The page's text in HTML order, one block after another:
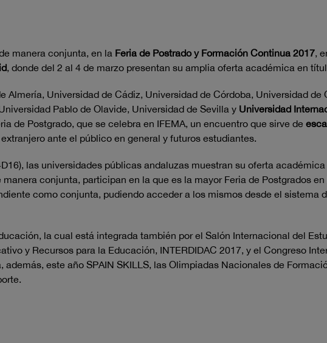
manera conjunta, en la Feria de Postrado y Formación Continua 2017,
, donde del 2 al 4 de marzo presentan su amplia oferta académica en
Almería, Universidad de Cádiz, Universidad de Córdoba, Universidad de
Pablo de Olavide, Universidad de Sevilla y Universidad
de Postgrado, que se celebra en IFEMA, un encuentro que sirve de
ante el público en general y futuros estudiantes.
las universidades públicas andaluzas muestran su oferta
manera conjunta, participan en la que es la mayor Feria de Postgrados
como conjunta, pudiendo acceder a los mismos desde el sistema
la cual está integrada también por el Salón Internacional del
y Recursos para la Educación, INTERDIDAC 2017, y el Congreso
este año SPAIN SKILLS, las Olimpiadas Nacionales de